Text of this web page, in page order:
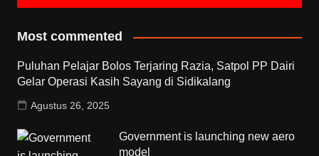
Most commented
Puluhan Pelajar Bolos Terjaring Razia, Satpol PP Dairi
Gelar Operasi Kasih Sayang di Sidikalang
Agustus 26, 2025
Government is launching new aero
model